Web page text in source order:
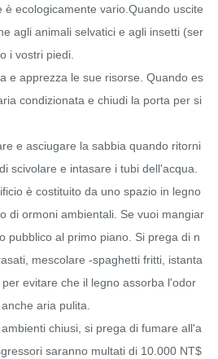
è ecologicamente vario.Quando uscite
agli animali selvatici e agli insetti (ser
i vostri piedi.
e apprezza le sue risorse. Quando es
condizionata e chiudi la porta per si
e asciugare la sabbia quando ritorni
scivolare e intasare i tubi dell'acqua.
è costituito da uno spazio in legno
di ormoni ambientali. Se vuoi mangiar
pubblico al primo piano. Si prega di n
mescolare -spaghetti fritti, istanta
evitare che il legno assorba l'odor
aria pulita.
chiusi, si prega di fumare all'a
saranno multati di 10.000 NT$